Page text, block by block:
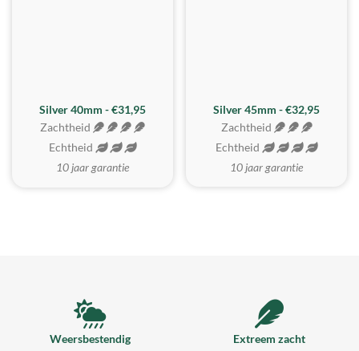
Silver 40mm - €31,95
Zachtheid
Echtheid
10 jaar garantie
MEEST GEKOZEN
Silver 45mm - €32,95
Zachtheid
Echtheid
10 jaar garantie
Weersbestendig
Extreem zacht